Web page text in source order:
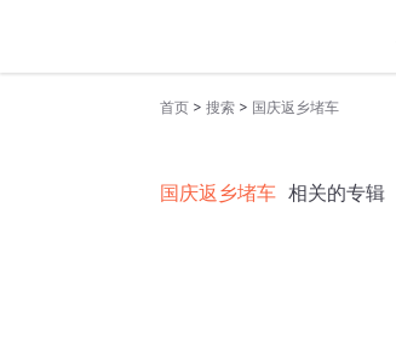
首页 > 搜索 > 国庆返乡堵车
国庆返乡堵车 相关的专辑